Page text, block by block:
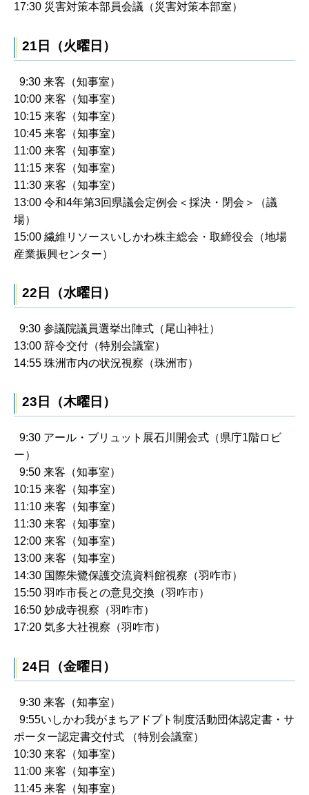
17:30 災害対策本部員会議（災害対策本部室）
21日（火曜日）
9:30 来客（知事室）
10:00 来客（知事室）
10:15 来客（知事室）
10:45 来客（知事室）
11:00 来客（知事室）
11:15 来客（知事室）
11:30 来客（知事室）
13:00 令和4年第3回県議会定例会＜採決・閉会＞（議
場）
15:00 繊維リソースいしかわ株主総会・取締役会（地場
産業振興センター）
22日（水曜日）
9:30 参議院議員選挙出陣式（尾山神社）
13:00 辞令交付（特別会議室）
14:55 珠洲市内の状況視察（珠洲市）
23日（木曜日）
9:30 アール・ブリュット展石川開会式（県庁1階ロビ
ー）
9:50 来客（知事室）
10:15 来客（知事室）
11:10 来客（知事室）
11:30 来客（知事室）
12:00 来客（知事室）
13:00 来客（知事室）
14:30 国際朱鷺保護交流資料館視察（羽咋市）
15:50 羽咋市長との意見交換（羽咋市）
16:50 妙成寺視察（羽咋市）
17:20 気多大社視察（羽咋市）
24日（金曜日）
9:30 来客（知事室）
9:55いしかわ我がまちアドプト制度活動団体認定書・サ
ポーター認定書交付式 （特別会議室）
10:30 来客（知事室）
11:00 来客（知事室）
11:45 来客（知事室）